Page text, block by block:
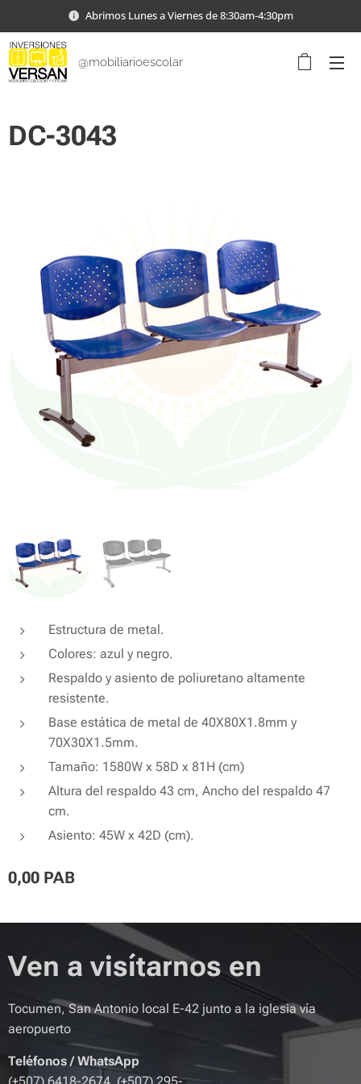
Abrimos Lunes a Viernes de 8:30am-4:30pm
@mobiliarioescolar
DC-3043
Estructura de metal.
Colores: azul y negro.
Respaldo y asiento de poliuretano altamente
resistente.
Base estática de metal de 40X80X1.8mm y
70X30X1.5mm.
Tamaño: 1580W x 58D x 81H (cm)
Altura del respaldo 43 cm, Ancho del respaldo 47
cm.
Asiento: 45W x 42D (cm).
0,00 PAB
Ven a visítarnos en
Tocumen, San Antonio local E-42 junto a la iglesia vía
aeropuerto
Teléfonos/WhatsApp